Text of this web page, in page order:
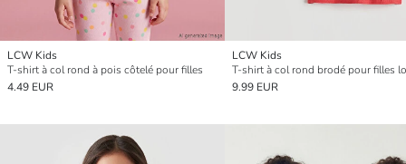
LCW Kids
T-shirt à col rond à pois côtelé pour filles
4.49 EUR
LCW Kids
T-shirt à col rond brodé pour filles
9.99 EUR